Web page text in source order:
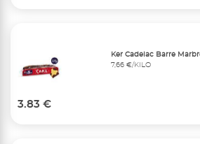
Ker Cadelac Barre
7,66 €/KILO
3.83 €